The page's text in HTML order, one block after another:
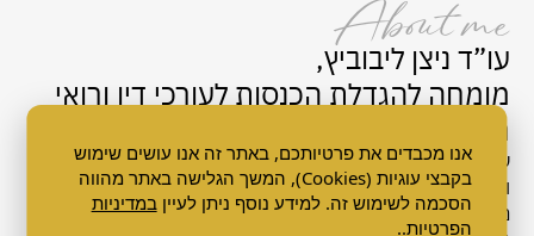
About me
עו”ד ניצן ליבוביץ,
מומחה להגדלת הכנסות לעורכי דין ורואי
חשבון.
עורך דין משנת 1997
, הייתי שותף במשרד עורכי דין מהגדולים
והמצליחים בארץ. מאמן עסקי מוסמך מ- 2006 ומשנת 2011
מנטור עסקי ואישי, לעורכי דין ולרואי חשבון שרוצים להנהיג את
אנו מכבדים את פרטיותכם, באתר זה אנו עושים שימוש
בקבצי עוגיות (Cookies), המשך הגלישה באתר מהווה
הסכמה לשימוש זה. למידע נוסף ניתן לעייןבמדיניות
הפרטיות..